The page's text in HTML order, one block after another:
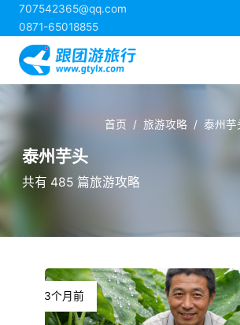
707542365@qq.com
0871-65018855
首页 旅游攻略 泰州芋
泰州芋头
共有 485 篇旅游攻略
3个月前